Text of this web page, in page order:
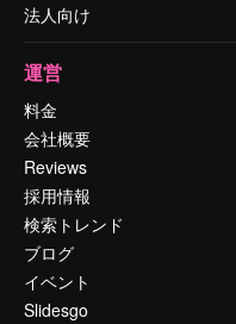
法人向け
運営
料金
会社概要
Reviews
採用情報
検索トレンド
ブログ
イベント
Slidesgo